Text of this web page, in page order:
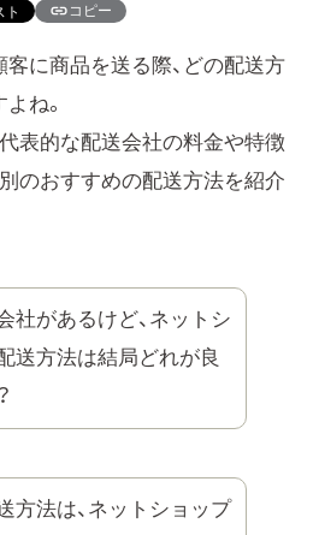
コピー
に商品を送る際、どの配送方
ね。
表的な配送会社の料金や特徴
のおすすめの配送方法を紹介
社があるけど、ネットシ
送方法は結局どれが良
方法は、ネットショップ